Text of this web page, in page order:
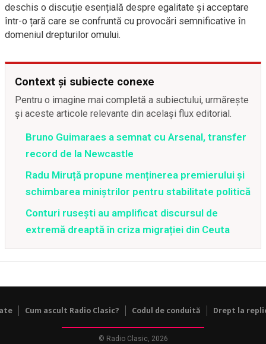
deschis o discuție esențială despre egalitate și acceptare
într-o țară care se confruntă cu provocări semnificative în
domeniul drepturilor omului.
Context și subiecte conexe
Pentru o imagine mai completă a subiectului, urmărește
și aceste articole relevante din același flux editorial.
Bruno Guimaraes a semnat cu Arsenal, transfer
record de la Newcastle
Radu Miruță propune menținerea premierului și
schimbarea miniștrilor pentru stabilitate politică
Conturi rusești au amplificat discursul de
extremă dreaptă în criza migrației din Ceuta
Cum ascult Radio Clasic? Codul de conduită Drept la
© Radio Clasic, 2026